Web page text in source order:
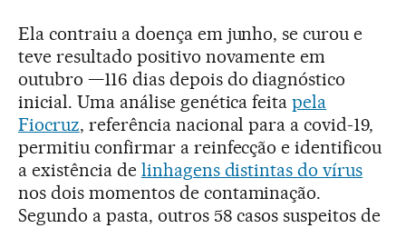
Ela contraiu a doença em junho, se curou e
teve resultado positivo novamente em
outubro —116 dias depois do diagnóstico
inicial. Uma análise genética feitapela
Fiocruz, referência nacional para a covid-19,
permitiu confirmar a reinfecção e identificou
a existência de linhagens distintas do vírus
nos dois momentos de contaminação.
Segundo a pasta, outros 58 casos suspeitos de